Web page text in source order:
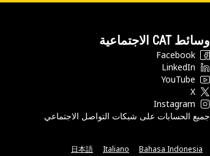
وسائط CAT الاجتماعية
Facebook
LinkedIn
YouTube
X
Instagram
جميع الحسابات على شبكات التواصل الاجتماعي
Bahasa Indonesia
Italiano
日本語